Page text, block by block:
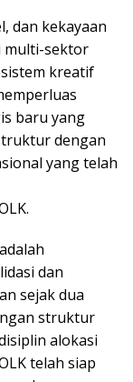
dan kekayaan
multi-sektor
kreatif
baru yang
dengan
yang telah
dan
sejak dua
struktur
alokasi
telah siap